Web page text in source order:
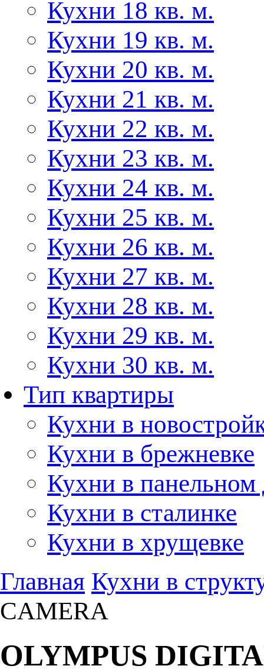
Кухни 18 кв. м.
Кухни 19 кв. м.
Кухни 20 кв. м.
Кухни 21 кв. м.
Кухни 22 кв. м.
Кухни 23 кв. м.
Кухни 24 кв. м.
Кухни 25 кв. м.
Кухни 26 кв. м.
Кухни 27 кв. м.
Кухни 28 кв. м.
Кухни 29 кв. м.
Кухни 30 кв. м.
Тип квартиры
Кухни в
Кухни в брежневке
Кухни в панельном
Кухни в сталинке
Кухни в хрущевке
Главная Кухни в
CAMERA
OLYMPUS